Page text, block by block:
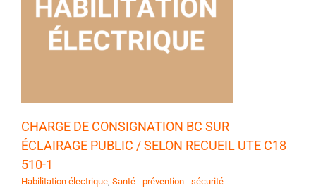
CHARGE DE CONSIGNATION BC SUR
ÉCLAIRAGE PUBLIC / SELON RECUEIL UTE C18
510-1
Habilitation électrique, Santé - prévention - sécurité